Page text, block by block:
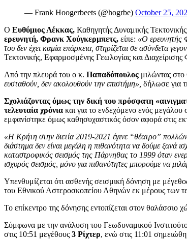
— Frank Hoogerbeets (@hogrbe) October 25,
Ο Ευθύμιος Λέκκας, Καθηγητής Δυναμικής
ερευνητή, Φρανκ Χούγκερμπετς, είπε: «Ο ερευνητής
του δεν έχει καμία επάρκεια, στηρίζεται σε ασύνδετα
Τεκτονικής, Εφαρμοσμένης Γεωλογίας και
Από την πλευρά του ο κ. Παπαδόπουλος μιλώντας
ευσταθούν, δεν ακολουθούν την επιστήμη», δήλωσε για
Σχολιάζοντας όμως την δική του πρόσφατη
τελευταία χρόνια και για το ενδεχόμενο ενός
εμφανίστηκε όμως καθησυχαστικός όσον αφορά στις
«Η Κρήτη στην διετία 2019-2021 έγινε “θέατρο” πολλών
διάστημα δεν είναι μεγάλη η πιθανότητα να δούμε ξανά
καταστροφικός σεισμός της Πάρνηθας το 1999 όταν
ισχυρός σεισμός, μόνο για πιθανότητες μπορούμε να
Υπενθυμίζεται ότι ασθενής σεισμική δόνηση με
του Εθνικού Αστεροσκοπείου Αθηνών εκ μέρους των
Το επίκεντρο της δόνησης εντοπίζεται στον
Σύμφωνα με την ανάλυση του Γεωδυναμικού
στις 10:51 μεγέθους 3 Ρίχτερ, ενώ στις 11:01